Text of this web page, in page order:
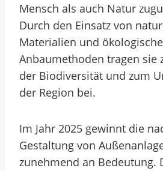
Mensch als auch Natur
Durch den Einsatz von
Materialien und
Anbaumethoden tragen sie
der Biodiversität und zum
der Region bei.
Im Jahr 2025 gewinnt die
Gestaltung von
zunehmend an Bedeutung.